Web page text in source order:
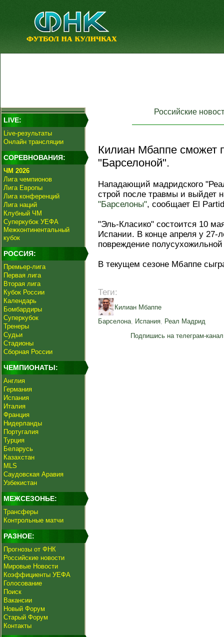
LIVE:
Live-результаты
Онлайн трансляции
СОРЕВНОВАНИЯ:
ЧМ 2026
Лига чемпионов
Лига Европы
Лига конференций
Лига наций
Клубный ЧМ
Суперкубок УЕФА
Межконтинентальный
кубок
РОССИЯ:
Премьер-лига
Первая лига
Вторая лига
Кубок России
Календарь
Бомбардиры
Суперкубок
Тренеры
Судьи
Стадионы
Сборная России
ЧЕМПИОНАТЫ:
Англия
Германия
Испания
Италия
Франция
Нидерланды
Португалия
Турция
Беларусь
Казахстан
MLS
Саудовская Аравия
Узбекистан
МЕЖСЕЗОНЬЕ:
Трансферы
Контрольные матчи
РАЗНОЕ:
Прогнозы от ФНК
Российские новости
Мировые Новости
Коэффициенты УЕФА
Голосование
Поиск
Вакансии
Новый Форум
Старый Форум
Контакты
Российские
Килиан Мбаппе сможет
"Барселоной".
Нападающий мадридского
строй после травмы и выйдет
"Барселоны", сообщает El
"Эль-Класико" состоится 10
Испании. В конце апреля у 27-
повреждение
В текущем сезоне Мбаппе
Теги:
Килиан Мбаппе
Барселона, Испания, Реал Мадрид
Подпишись на телеграм-